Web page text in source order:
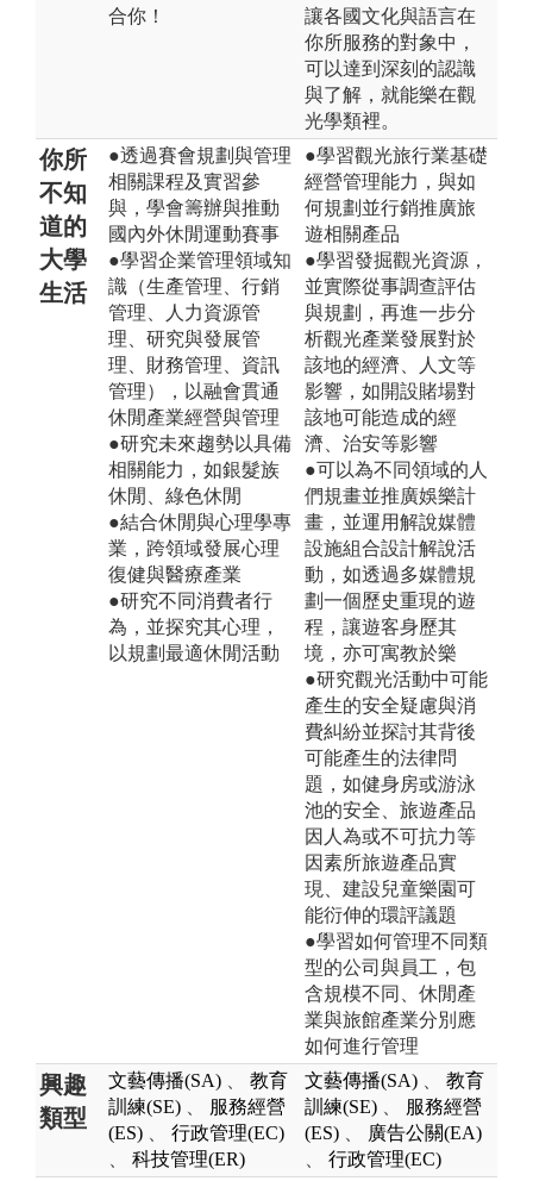
合你！
讓各國文化與語言在
你所服務的對象中，
可以達到深刻的認識
與了解，就能樂在觀
光學類裡。
你所
不知
道的
大學
生活
●透過賽會規劃與管理
相關課程及實習參
與，學會籌辦與推動
國內外休閒運動賽事
●學習企業管理領域知
識（生產管理、行銷
管理、人力資源管
理、研究與發展管
理、財務管理、資訊
管理），以融會貫通
休閒產業經營與管理
●研究未來趨勢以具備
相關能力，如銀髮族
休閒、綠色休閒
●結合休閒與心理學專
業，跨領域發展心理
復健與醫療產業
●研究不同消費者行
為，並探究其心理，
以規劃最適休閒活動
●學習觀光旅行業基礎
經營管理能力，與如
何規劃並行銷推廣旅
遊相關產品
●學習發掘觀光資源，
並實際從事調查評估
與規劃，再進一步分
析觀光產業發展對於
該地的經濟、人文等
影響，如開設賭場對
該地可能造成的經
濟、治安等影響
●可以為不同領域的人
們規畫並推廣娛樂計
畫，並運用解說媒體
設施組合設計解說活
動，如透過多媒體規
劃一個歷史重現的遊
程，讓遊客身歷其
境，亦可寓教於樂
●研究觀光活動中可能
產生的安全疑慮與消
費糾紛並探討其背後
可能產生的法律問
題，如健身房或游泳
池的安全、旅遊產品
因人為或不可抗力等
因素所旅遊產品實
現、建設兒童樂園可
能衍伸的環評議題
●學習如何管理不同類
型的公司與員工，包
含規模不同、休閒產
業與旅館產業分別應
如何進行管理
興趣
類型
文藝傳播(SA)
教育
訓練(SE)
服務經營
(ES)
行政管理(EC)
科技管理(ER)
文藝傳播(SA)
教育
訓練(SE)
服務經營
(ES)
廣告公關(EA)
行政管理(EC)